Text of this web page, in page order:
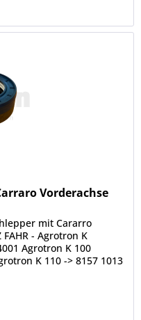
Vorderachse
mit Cararro
- Agrotron K
Agrotron K 100
K 110 -> 8157 1013